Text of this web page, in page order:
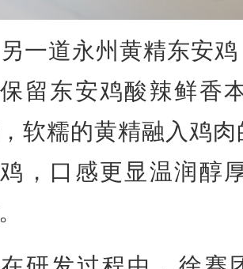
另一道永州黄精东安
留东安鸡酸辣鲜香
软糯的黄精融入鸡
，口感更显温润醇